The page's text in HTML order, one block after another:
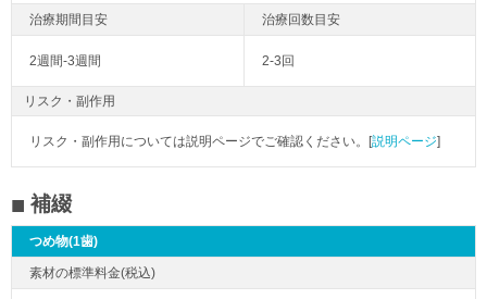
2週間-3週間 2-3回
リスク・副作用
リスク・副作用については説明ページでご確認ください。[説明ページ]
補綴
つめ物(1歯)